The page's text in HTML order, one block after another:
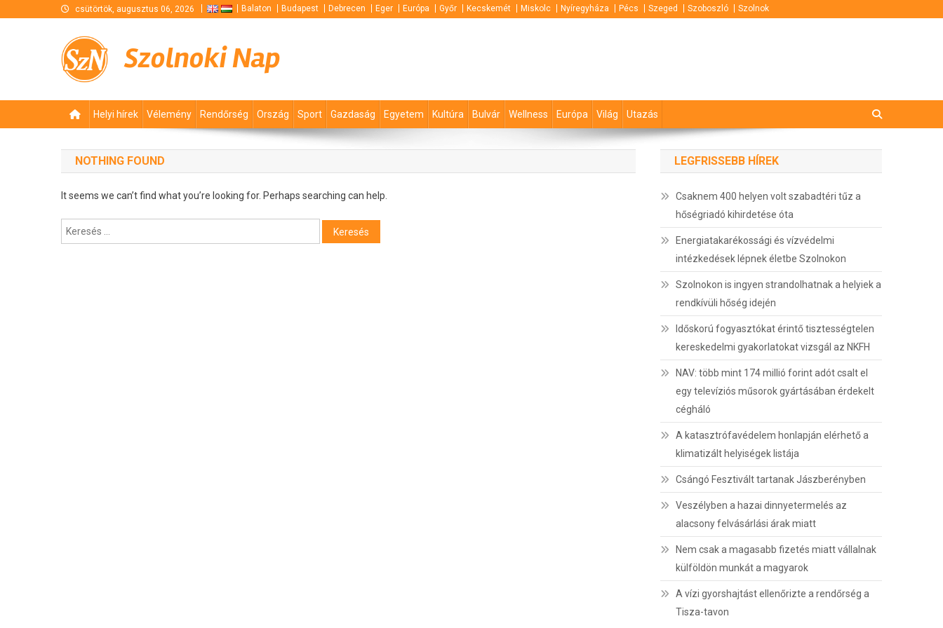
csütörtök, augusztus 06, 2026 Balaton Budapest Debrecen Eger Európa Győr Kecskemét Miskolc Nyíregyháza Pécs Szeged Szoboszló Szolnok
Szolnoki Nap
Helyi hírek Vélemény Rendőrség Ország Sport Gazdaság Egyetem Kultúra Bulvár Wellness Európa Világ Utazás
NOTHING FOUND
It seems we can’t find what you’re looking for. Perhaps searching can help.
Keresés:
LEGFRISSEBB HÍREK
Csaknem 400 helyen volt szabadtéri tűz a
hőségriadó kihirdetése óta
Energiatakarékossági és vízvédelmi
intézkedések lépnek életbe Szolnokon
Szolnokon is ingyen strandolhatnak a helyiek a
rendkívüli hőség idején
Időskorú fogyasztókat érintő tisztességtelen
kereskedelmi gyakorlatokat vizsgál az NKFH
NAV: több mint 174 millió forint adót csalt el
egy televíziós műsorok gyártásában érdekelt
cégháló
A katasztrófavédelem honlapján elérhető a
klimatizált helyiségek listája
Csángó Fesztivált tartanak Jászberényben
Veszélyben a hazai dinnyetermelés az
alacsony felvásárlási árak miatt
Nem csak a magasabb fizetés miatt vállalnak
külföldön munkát a magyarok
A vízi gyorshajtást ellenőrizte a rendőrség a
Tisza-tavon